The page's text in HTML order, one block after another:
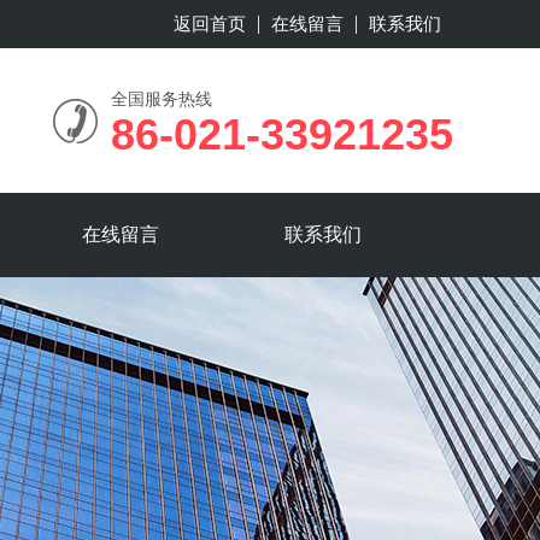
返回首页 在线留言 联系我们
全国服务热线
86-021-33921235
在线留言 联系我们